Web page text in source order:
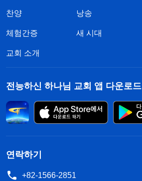
찬양 낭송
체험간증 새 시대
교회 소개
전능하신 하나님 교회 앱 다운로드
연락하기
+82-1566-2851